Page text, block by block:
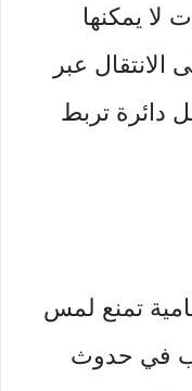
لا يمكنها
الانتقال عبر
دائرة تربط
تمنع لمس
في حدوث